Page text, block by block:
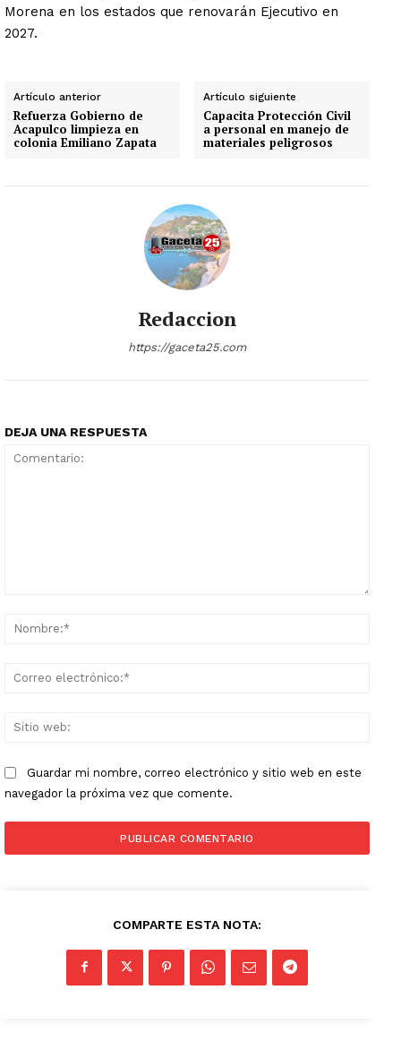
Morena en los estados que renovarán Ejecutivo en
2027.
Artículo anterior
Refuerza Gobierno de
Acapulco limpieza en
colonia Emiliano Zapata
Artículo siguiente
Capacita Protección Civil
a personal en manejo de
materiales peligrosos
Redaccion
https://gaceta25.com
DEJA UNA RESPUESTA
Guardar mi nombre, correo electrónico y sitio web en este
navegador la próxima vez que comente.
COMPARTE ESTA NOTA: